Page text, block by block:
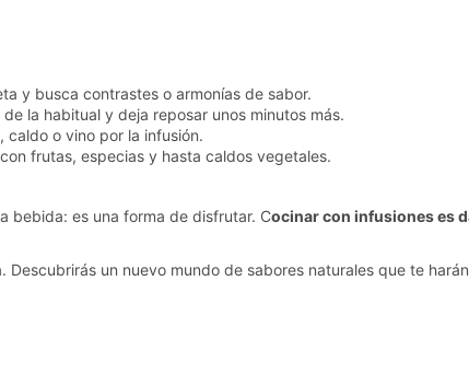
y busca contrastes o armonías de sabor.
la habitual y deja reposar unos minutos más.
caldo o vino por la infusión.
frutas, especias y hasta caldos vegetales.
bebida: es una forma de disfrutar. Cocinar con infusiones es
un nuevo mundo de sabores naturales que te